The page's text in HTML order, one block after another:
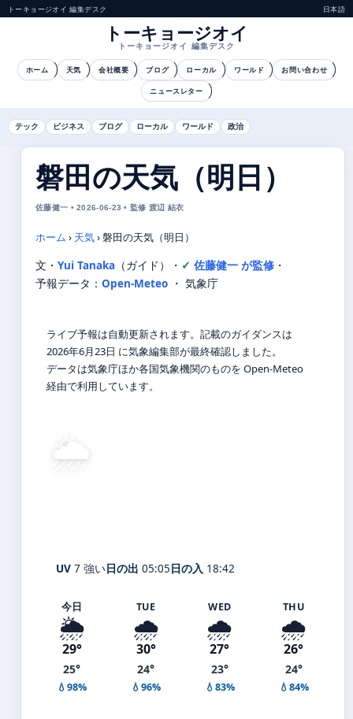
トーキョージオイ 編集デスク 日本語
トーキョージオイ
トーキョージオイ 編集デスク
ホーム 天気 会社概要 ブログ ローカル ワールド お問い合わせ
ニュースレター
テック ビジネス ブログ ローカル ワールド 政治
磐田の天気（明日）
佐藤健一 • 2026-06-23 • 監修 渡辺 結衣
ホーム › 天気›磐田の天気（明日）
文・ Yui Tanaka （ガイド） ・ 佐藤健一 が監修 ・
予報データ： Open-Meteo ・ 気象庁
ライブ予報は自動更新されます。記載のガイダンスは
2026年6月23日 に気象編集部が最終確認しました。
データは気象庁ほか各国気象機関のものを Open-Meteo
経由で利用しています。
🌦️
UV 7 強い日の出 05:05日の入 18:42
今日
🌦️
29°
25°
💧98%
TUE
🌧️
30°
24°
💧96%
WED
🌧️
27°
23°
💧83%
THU
🌧️
26°
24°
💧84%